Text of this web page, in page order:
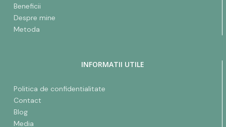
Beneficii
Despre mine
Metoda
INFORMATII UTILE
Politica de confidentialitate
Contact
Blog
Media